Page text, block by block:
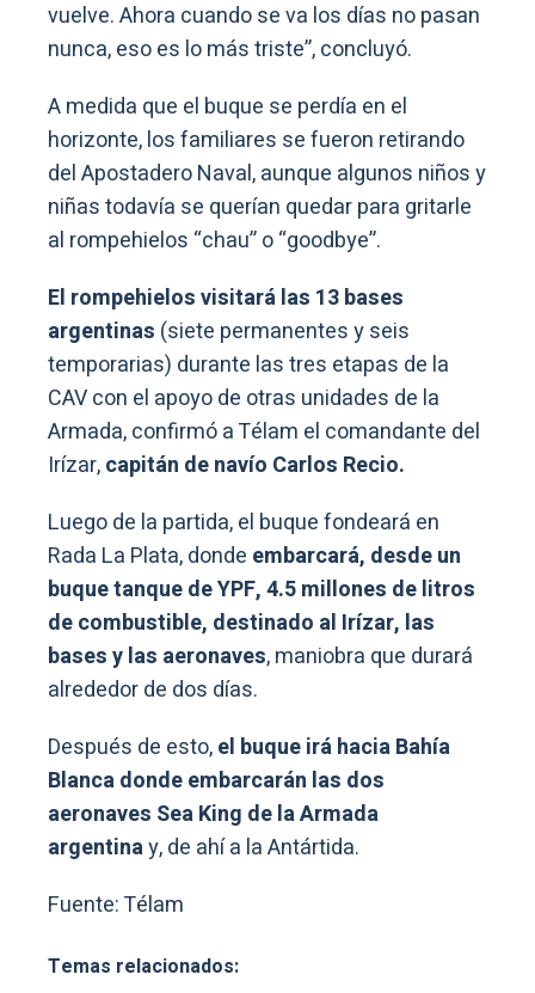
vuelve. Ahora cuando se va los días no pasan
nunca, eso es lo más triste”, concluyó.
A medida que el buque se perdía en el
horizonte, los familiares se fueron retirando
del Apostadero Naval, aunque algunos niños y
niñas todavía se querían quedar para gritarle
al rompehielos “chau” o “goodbye”.
El rompehielos visitará las 13 bases
argentinas (siete permanentes y seis
temporarias) durante las tres etapas de la
CAV con el apoyo de otras unidades de la
Armada, confirmó a Télam el comandante del
Irízar,capitán de navío Carlos Recio.
Luego de la partida, el buque fondeará en
Rada La Plata, donde embarcará, desde un
buque tanque de YPF, 4.5 millones de litros
de combustible, destinado al Irízar, las
bases y las aeronaves, maniobra que durará
alrededor de dos días.
Después de esto,el buque irá hacia Bahía
Blanca donde embarcarán las dos
aeronaves Sea King de la Armada
argentinay, de ahí a la Antártida.
Fuente: Télam
Temas relacionados: